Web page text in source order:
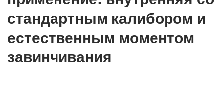
стандартным калибором и
естественным моментом
завинчивания